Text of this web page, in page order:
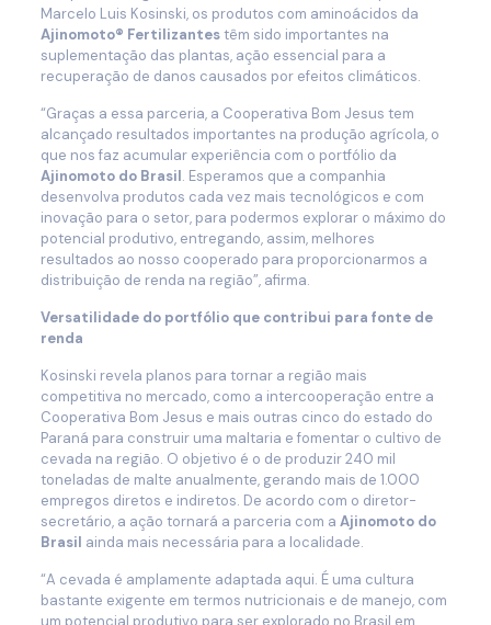
Marcelo Luis Kosinski, os produtos com aminoácidos da
Ajinomoto® Fertilizantestêm sido importantes na
suplementação das plantas, ação essencial para a
recuperação de danos causados por efeitos climáticos.
“Graças a essa parceria, a Cooperativa Bom Jesus tem
alcançado resultados importantes na produção agrícola, o
que nos faz acumular experiência com o portfólio da
Ajinomoto do Brasil. Esperamos que a companhia
desenvolva produtos cada vez mais tecnológicos e com
inovação para o setor, para podermos explorar o máximo do
potencial produtivo, entregando, assim, melhores
resultados ao nosso cooperado para proporcionarmos a
distribuição de renda na região”, afirma.
Versatilidade do portfólio que contribui para fonte de
renda
Kosinski revela planos para tornar a região mais
competitiva no mercado, como a intercooperação entre a
Cooperativa Bom Jesus e mais outras cinco do estado do
Paraná para construir uma maltaria e fomentar o cultivo de
cevada na região. O objetivo é o de produzir 240 mil
toneladas de malte anualmente, gerando mais de 1.000
empregos diretos e indiretos. De acordo com o diretor-
secretário, a ação tornará a parceria com a Ajinomoto do
Brasil ainda mais necessária para a localidade.
“A cevada é amplamente adaptada aqui. É uma cultura
bastante exigente em termos nutricionais e de manejo, com
um potencial produtivo para ser explorado no Brasil em